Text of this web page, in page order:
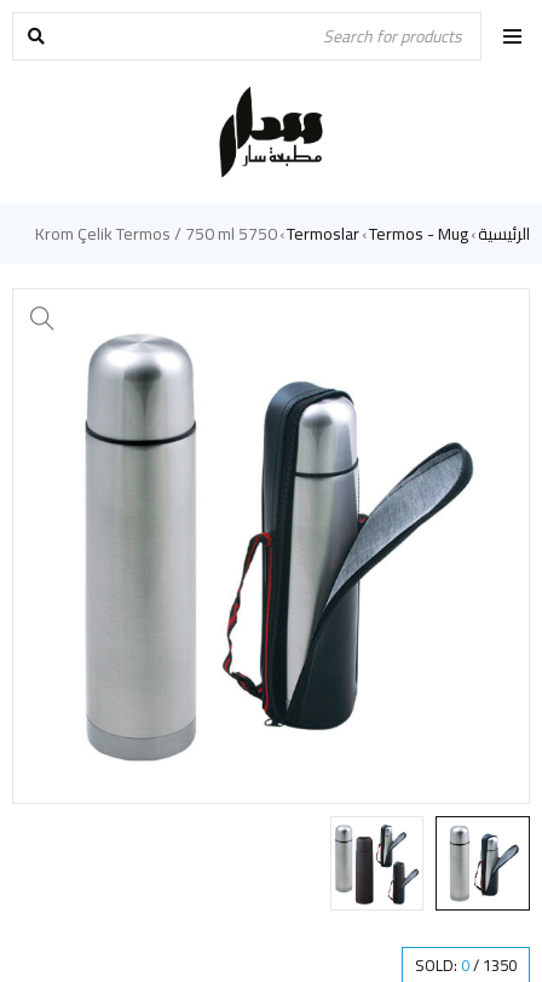
الرئيسية›
Termos - Mug
›
Termoslar
›
5750 Krom Çelik Termos / 750 ml
SOLD: 0/1350